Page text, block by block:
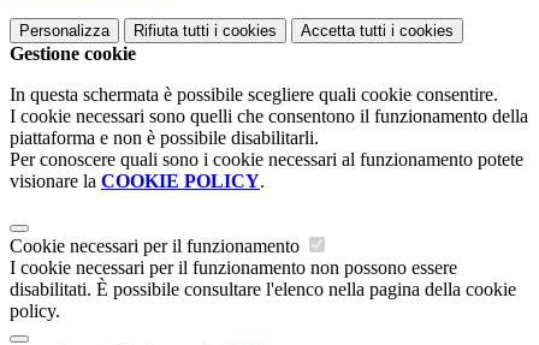
Personalizza Rifiuta tutti i cookies Accetta tutti i cookies
Gestione cookie
In questa schermata è possibile scegliere quali cookie consentire.
I cookie necessari sono quelli che consentono il funzionamento della
piattaforma e non è possibile disabilitarli.
Per conoscere quali sono i cookie necessari al funzionamento potete
visionare la COOKIE POLICY.
Cookie necessari per il funzionamento
I cookie necessari per il funzionamento non possono essere
disabilitati. È possibile consultare l'elenco nella pagina della cookie
policy.